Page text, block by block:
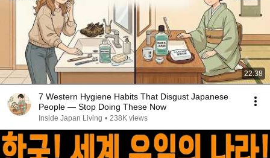
22:38
7 Western Hygiene Habits That Disgust Japanese
People — Stop Doing These Now
Inside Japan Living • 238K views